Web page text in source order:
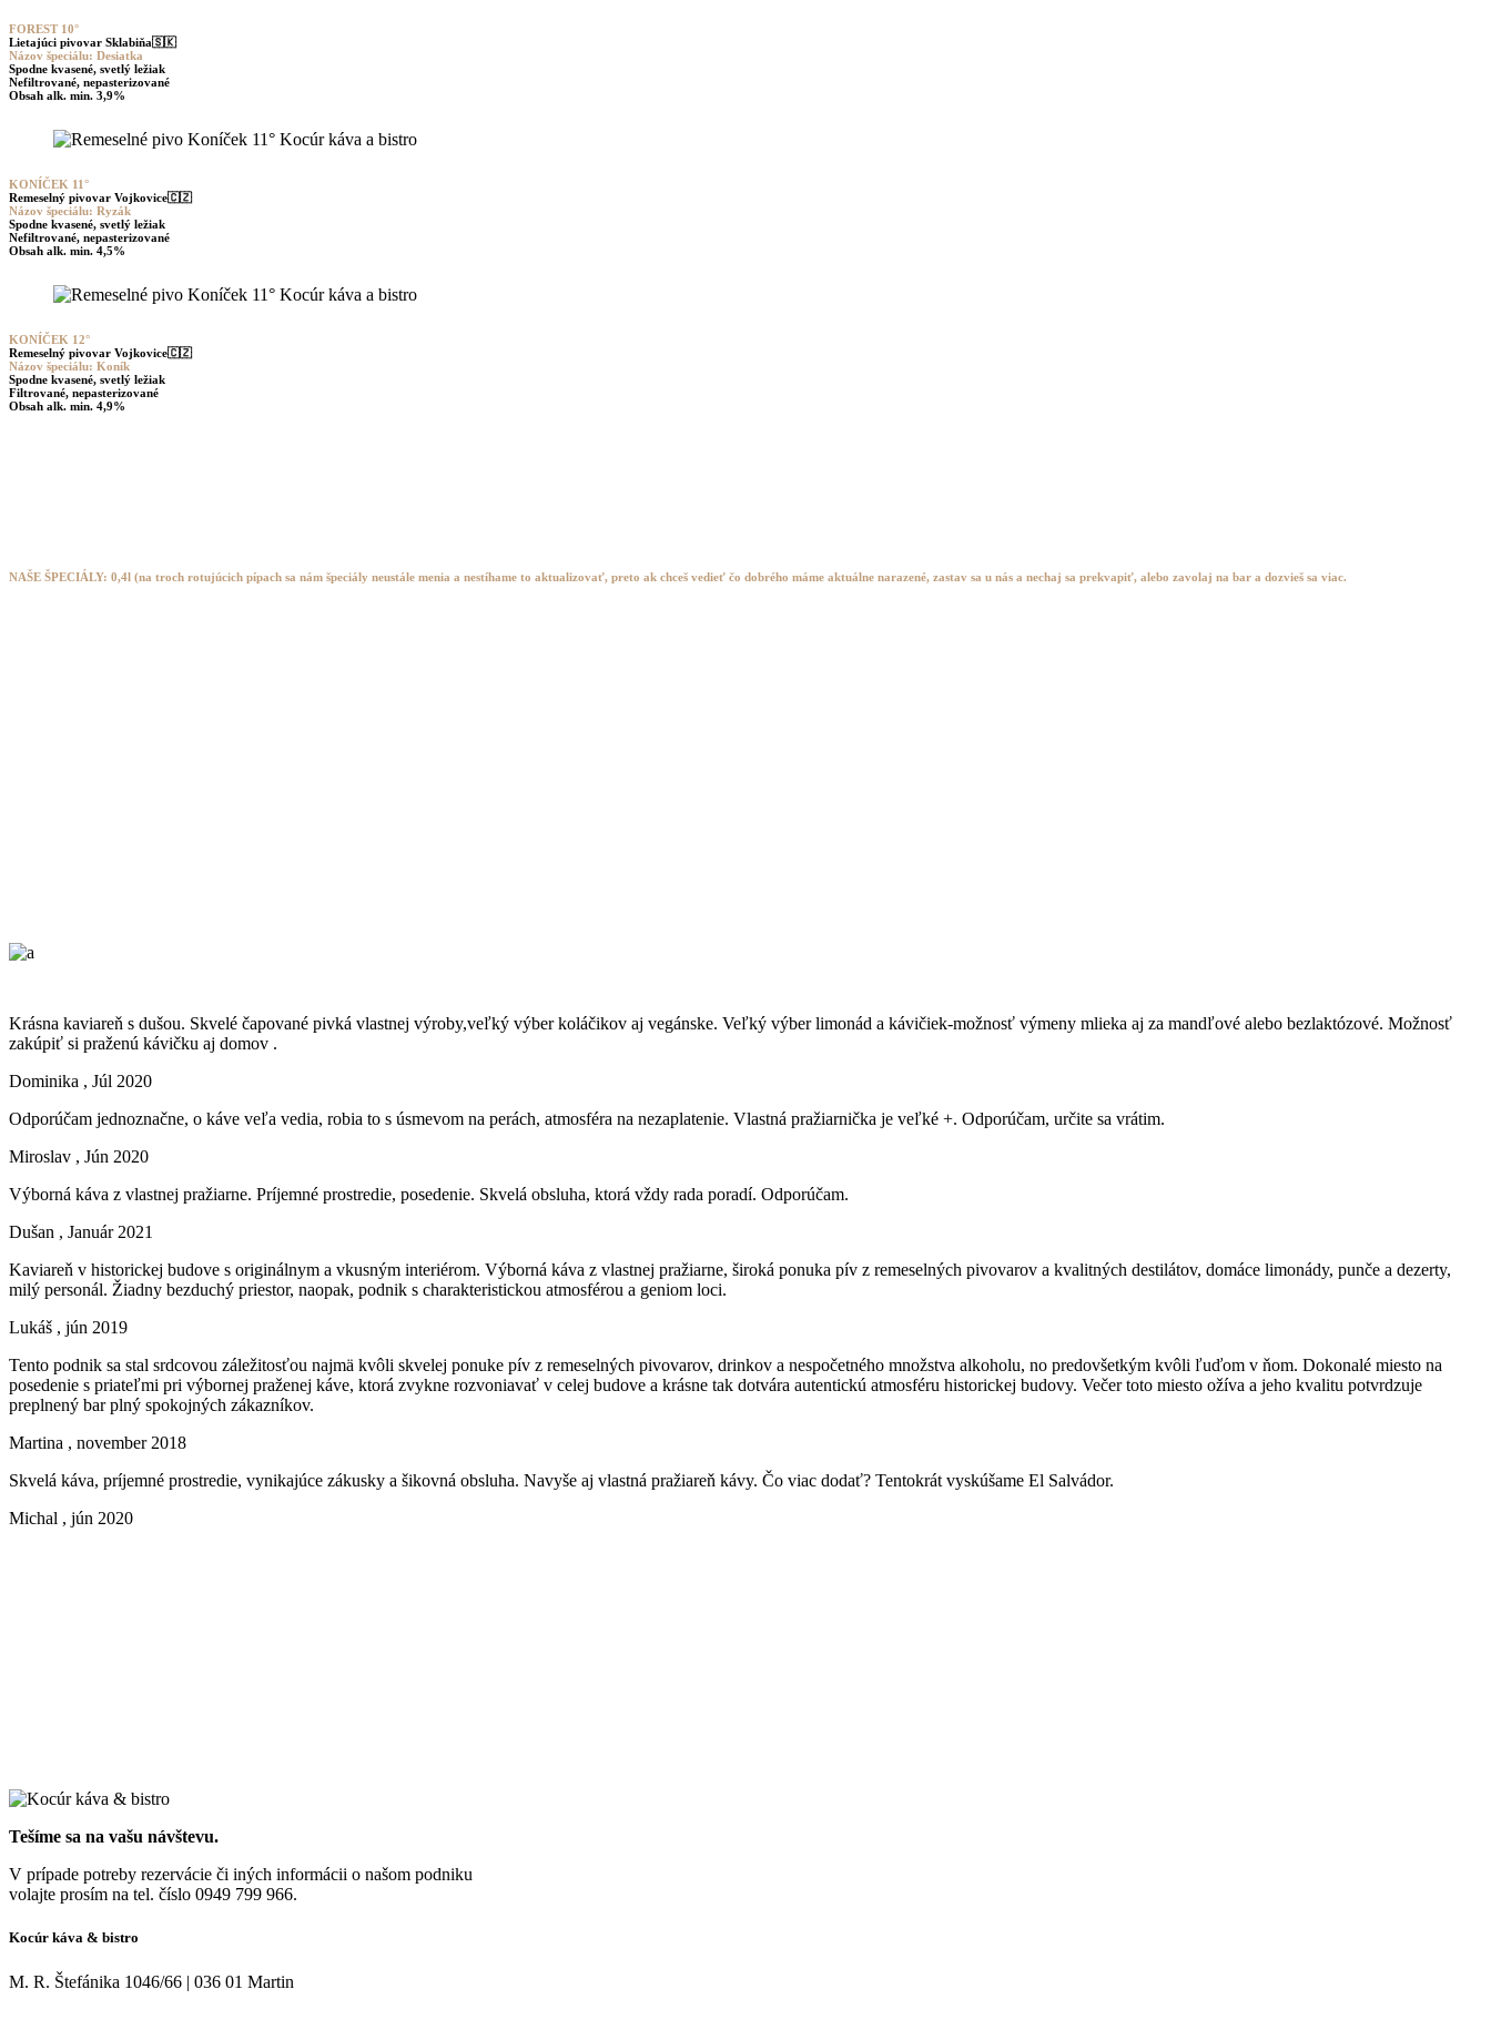
FOREST 10°
Lietajúci pivovar Sklabiňa🇸🇰
Názov špeciálu: Desiatka
Spodne kvasené, svetlý ležiak
Nefiltrované, nepasterizované
Obsah alk. min. 3,9%
KONÍČEK 11°
Remeselný pivovar Vojkovice🇨🇿
Názov špeciálu: Ryzák
Spodne kvasené, svetlý ležiak
Nefiltrované, nepasterizované
Obsah alk. min. 4,5%
KONÍČEK 12°
Remeselný pivovar Vojkovice🇨🇿
Názov špeciálu: Koník
Spodne kvasené, svetlý ležiak
Filtrované, nepasterizované
Obsah alk. min. 4,9%
NAŠE ŠPECIÁLY: 0,4l (na troch rotujúcich pípach sa nám špeciály neustále menia a nestíhame to aktualizovať, preto ak chceš vedieť čo dobrého máme aktuálne narazené, zastav sa u nás a nechaj sa prekvapiť, alebo zavolaj na bar a dozvieš sa viac.
Krásna kaviareň s dušou. Skvelé čapované pivká vlastnej výroby,veľký výber koláčikov aj vegánske. Veľký výber limonád a kávičiek-možnosť výmeny mlieka aj za mandľové alebo bezlaktózové. Možnosť
zakúpiť si praženú kávičku aj domov .
Dominika , Júl 2020
Odporúčam jednoznačne, o káve veľa vedia, robia to s úsmevom na perách, atmosféra na nezaplatenie. Vlastná pražiarnička je veľké +. Odporúčam, určite sa vrátim.
Miroslav , Jún 2020
Výborná káva z vlastnej pražiarne. Príjemné prostredie, posedenie. Skvelá obsluha, ktorá vždy rada poradí. Odporúčam.
Dušan , Január 2021
Kaviareň v historickej budove s originálnym a vkusným interiérom. Výborná káva z vlastnej pražiarne, široká ponuka pív z remeselných pivovarov a kvalitných destilátov, domáce limonády, punče a dezerty,
milý personál. Žiadny bezduchý priestor, naopak, podnik s charakteristickou atmosférou a geniom loci.
Lukáš , jún 2019
Tento podnik sa stal srdcovou záležitosťou najmä kvôli skvelej ponuke pív z remeselných pivovarov, drinkov a nespočetného množstva alkoholu, no predovšetkým kvôli ľuďom v ňom. Dokonalé miesto na
posedenie s priateľmi pri výbornej praženej káve, ktorá zvykne rozvoniavať v celej budove a krásne tak dotvára autentickú atmosféru historickej budovy. Večer toto miesto ožíva a jeho kvalitu potvrdzuje
preplnený bar plný spokojných zákazníkov.
Martina , november 2018
Skvelá káva, príjemné prostredie, vynikajúce zákusky a šikovná obsluha. Navyše aj vlastná pražiareň kávy. Čo viac dodať? Tentokrát vyskúšame El Salvádor.
Michal , jún 2020
Tešíme sa na vašu návštevu.
V prípade potreby rezervácie či iných informácii o našom podniku
volajte prosím na tel. číslo 0949 799 966.
Kocúr káva & bistro
M. R. Štefánika 1046/66 | 036 01 Martin